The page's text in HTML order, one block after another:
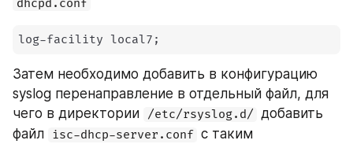
dhcpd.conf
log-facility local7 ;
Затем необходимо добавить в конфигурацию
syslog перенаправление в отдельный файл, для
чего в директории /etc/rsyslog.d/ добавить
файл isc-dhcp-server.conf с таким